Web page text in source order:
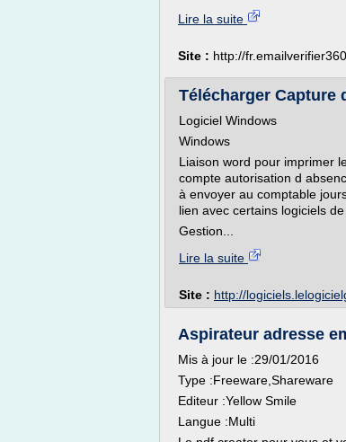
Lire la suite
Site : http://
Télécharger Capture
Logiciel Windows
Windows
Liaison word pour imprimer
compte autorisation d
à envoyer au comptable
lien avec certains logiciels
Gestion...
Lire la suite
Site : http://
Aspirateur adresse
Mis à jour le :29/01/2016
Type :Freeware,Shareware
Editeur :Yellow Smile
Langue :Multi